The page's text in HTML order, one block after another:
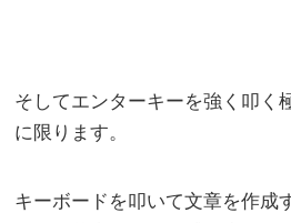
そしてエンターキーを強く叩く
に限ります。
キーボードを叩いて文章を作成